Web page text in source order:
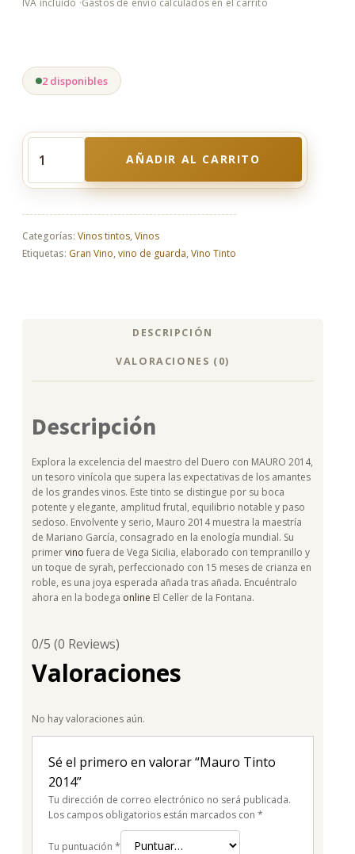
2 disponibles
Tinto
cantidad
AÑADIR AL CARRITO
Categorías: Vinos tintos,Vinos
Etiquetas: Gran Vino,vino de guarda,Vino Tinto
DESCRIPCIÓN
VALORACIONES (0)
Descripción
Explora la excelencia del maestro del Duero con MAURO 2014,
un tesoro vinícola que supera las expectativas de los amantes
de los grandes vinos. Este tinto se distingue por su boca
potente y elegante, amplitud frutal, equilibrio notable y paso
sedoso. Envolvente y serio, Mauro 2014 muestra la maestría
de Mariano García, consagrado en la enología mundial. Su
primervino fuera de Vega Sicilia, elaborado con tempranillo y
un toque de syrah, perfeccionado con 15 meses de crianza en
roble, es una joya esperada añada tras añada. Encuéntralo
ahora en la bodega online El Celler de la Fontana.
0/5 (0 Reviews)
Valoraciones
No hay valoraciones aún.
Sé el primero en valorar “Mauro Tinto
2014”
Tu dirección de correo electrónico no será publicada.
Los campos obligatorios están marcados con *
Tu puntuación *